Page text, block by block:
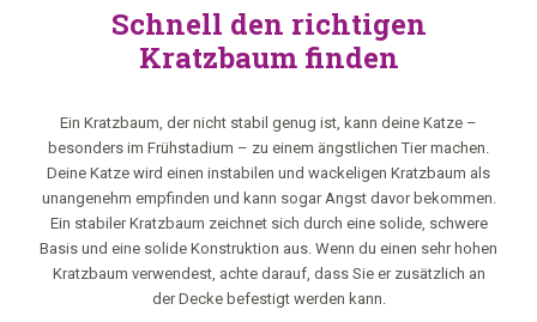
liebgewonnener Wegbegleiter und
seitdem mit unserer Marke verbunden
und nicht mehr wegzudenken. Jeden
Kletter- und Schlaffähigkeiten ein, um
unseren Katzenmöbeln einem
ausgiebigen Stresstest zu unterziehen.
Schnell den richtigen
Kratzbaum finden
Ein Kratzbaum, der nicht stabil genug ist, kann deine Katze –
besonders im Frühstadium – zu einem ängstlichen Tier machen.
Deine Katze wird einen instabilen und wackeligen Kratzbaum als
unangenehm empfinden und kann sogar Angst davor bekommen.
Ein stabiler Kratzbaum zeichnet sich durch eine solide, schwere
Basis und eine solide Konstruktion aus. Wenn du einen sehr hohen
Kratzbaum verwendest, achte darauf, dass Sie er zusätzlich an
der Decke befestigt werden kann.